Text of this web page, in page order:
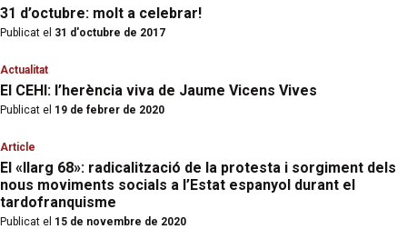
31 d’octubre: molt a celebrar!
Publicat el 31 d'octubre de 2017
Actualitat
El CEHI: l’herència viva de Jaume Vicens Vives
Publicat el 19 de febrer de 2020
Article
El «llarg 68»: radicalització de la protesta i sorgiment dels
nous moviments socials a l’Estat espanyol durant el
tardofranquisme
Publicat el 15 de novembre de 2020